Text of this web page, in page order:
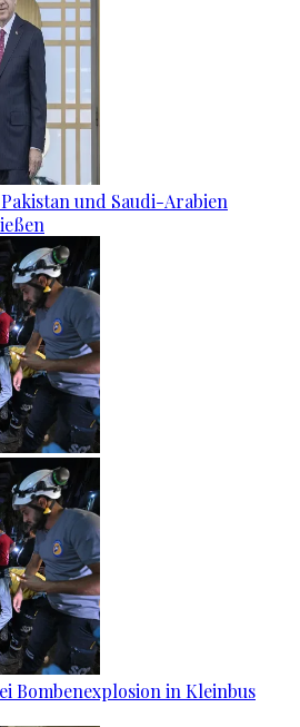
und Saudi-Arabien
Bombenexplosion in Kleinbus